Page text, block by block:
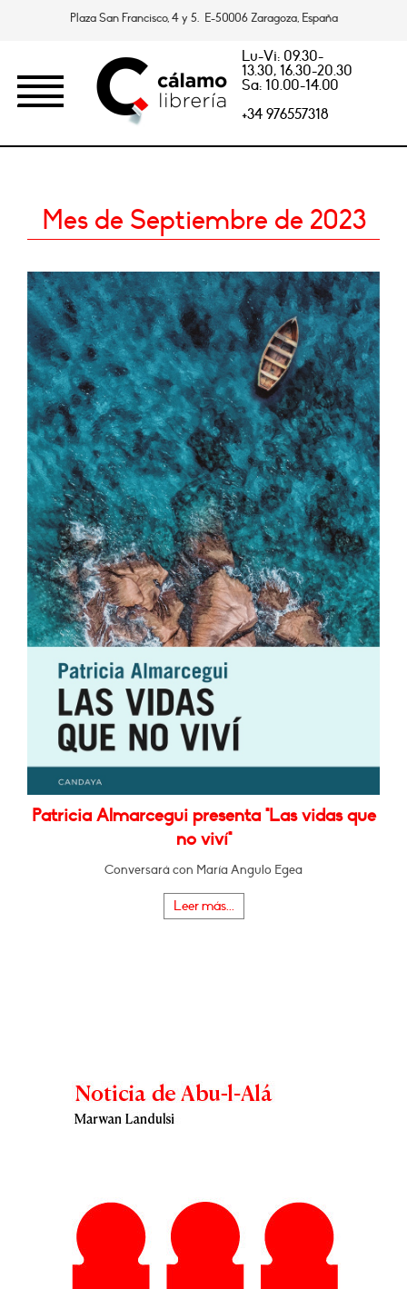
Plaza San Francisco, 4 y 5. E-50006 Zaragoza, España
Lu-Vi: 09.30-
13.30, 16.30-20.30
Sa: 10.00-14.00
+34 976557318
Mes de Septiembre de 2023
Patricia Almarcegui presenta "Las vidas que
no viví"
Conversará con María Angulo Egea
Leer más...